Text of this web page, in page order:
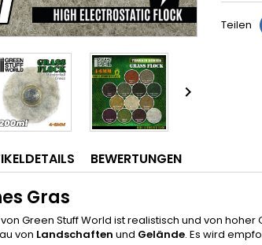

Teilen
BEWERTUNGEN
Gras
Green Stuff World ist realistisch und von hoher
von Landschaften und Gelände. Es wird